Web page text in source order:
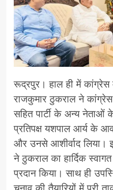
रूद्रपुर। हाल ही में कांग्रेस
राजकुमार ठुकराल ने कांग्रेस
सहित पार्टी के अन्य नेताओं
प्रतिपक्ष यशपाल आर्य के
और उनसे आशीर्वाद लिया।
ने ठुकराल का हार्दिक
प्रदान किया। साथ ही
चुनाव की तैयारियों में पूरी